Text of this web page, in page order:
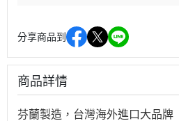
分享商品到
商品詳情
芬蘭製造，台灣海外進口大品牌